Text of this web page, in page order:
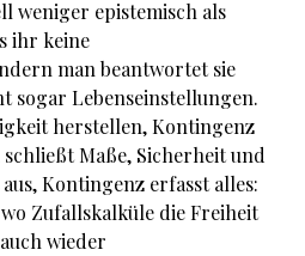
weniger epistemisch als
ihr keine
man beantwortet sie
sogar Lebenseinstellungen.
herstellen, Kontingenz
Maße, Sicherheit und
Kontingenz erfasst alles:
Zufallskalküle die Freiheit
wieder